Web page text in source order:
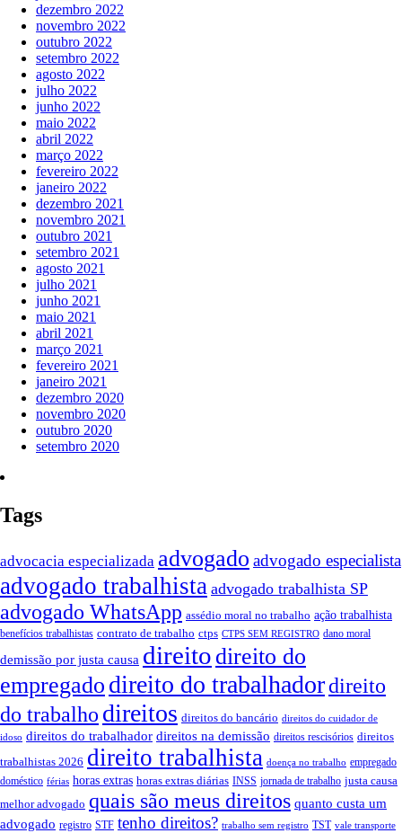
dezembro 2022
novembro 2022
outubro 2022
setembro 2022
agosto 2022
julho 2022
junho 2022
maio 2022
abril 2022
março 2022
fevereiro 2022
janeiro 2022
dezembro 2021
novembro 2021
outubro 2021
setembro 2021
agosto 2021
julho 2021
junho 2021
maio 2021
abril 2021
março 2021
fevereiro 2021
janeiro 2021
dezembro 2020
novembro 2020
outubro 2020
setembro 2020
Tags
advocacia especializada advogado advogado especialista
advogado trabalhista advogado trabalhista SP
advogado WhatsApp assédio moral no trabalho ação trabalhista
benefícios trabalhistas contrato de trabalho ctps CTPS SEM REGISTRO dano moral
demissão por justa causa direito direito do
empregado direito do trabalhadordireito
do trabalho direitos direitos do bancário direitos do cuidador de
idoso direitos do trabalhador direitos na demissão direitos rescisórios direitos
trabalhistas 2026 direito trabalhista doença no trabalho empregado
doméstico férias horas extras horas extras diárias INSS jornada de trabalho justa causa
melhor advogado quais são meus direitos quanto custa um
advogado registro STF tenho direitos? trabalho sem registro TST vale transporte